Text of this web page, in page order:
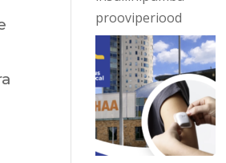
prooviperiood